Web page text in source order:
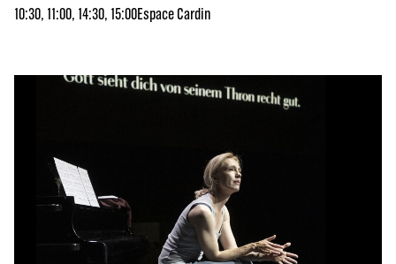
10:30, 11:00, 14:30, 15:00Espace Cardin